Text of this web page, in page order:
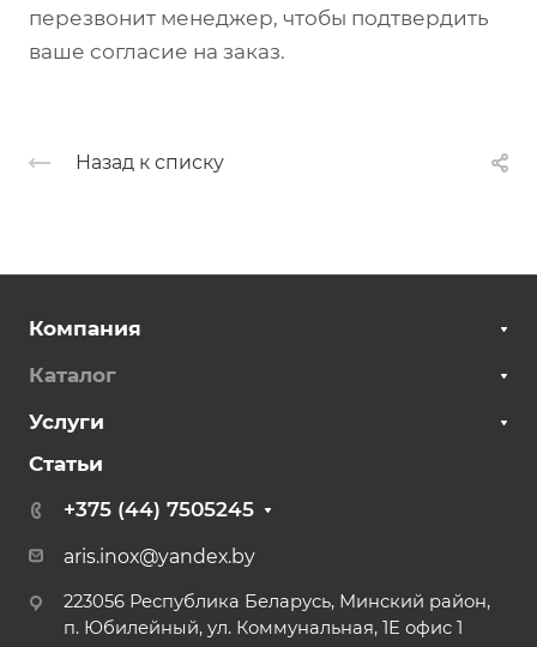
перезвонит менеджер, чтобы подтвердить
ваше согласие на заказ.
Назад к списку
Компания
Каталог
Услуги
Статьи
+375 (44) 7505245
aris.inox@yandex.by
223056 Республика Беларусь, Минский район,
п. Юбилейный, ул. Коммунальная, 1Е офис 1